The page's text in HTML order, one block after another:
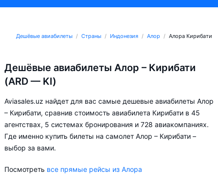
Дешёвые авиабилеты Страны Индонезия Алор Алора Кирибати
Дешёвые авиабилеты Алор – Кирибати
(ARD — KI)
Aviasales.uz найдет для вас самые дешевые авиабилеты Алор
– Кирибати, сравнив стоимость авиабилета Кирибати в 45
агентствах, 5 системах бронирования и 728 авиакомпаниях.
Где именно купить билеты на самолет Алор – Кирибати –
выбор за вами.
Посмотреть все прямые рейсы из Алора